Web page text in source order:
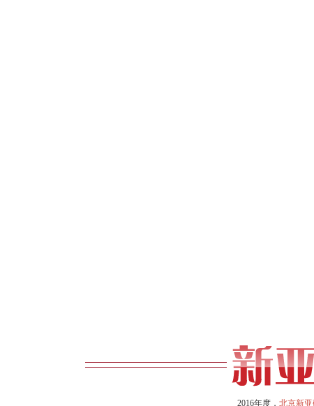
2016年度， 北京新